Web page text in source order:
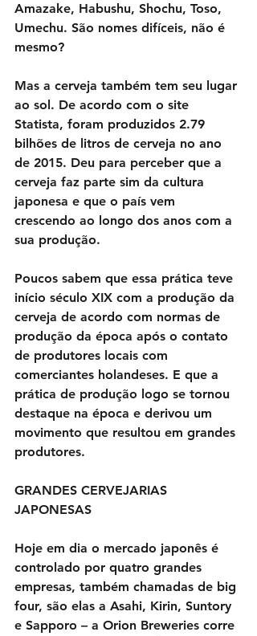
Amazake, Habushu, Shochu, Toso,
Umechu. São nomes difíceis, não é
mesmo?
Mas a cerveja também tem seu lugar
ao sol. De acordo com o site
Statista, foram produzidos 2.79
bilhões de litros de cerveja no ano
de 2015. Deu para perceber que a
cerveja faz parte sim da cultura
japonesa e que o país vem
crescendo ao longo dos anos com a
sua produção.
Poucos sabem que essa prática teve
início século XIX com a produção da
cerveja de acordo com normas de
produção da época após o contato
de produtores locais com
comerciantes holandeses. E que a
prática de produção logo se tornou
destaque na época e derivou um
movimento que resultou em grandes
produtores.
GRANDES CERVEJARIAS
JAPONESAS
Hoje em dia o mercado japonês é
controlado por quatro grandes
empresas, também chamadas de big
four, são elas a Asahi, Kirin, Suntory
e Sapporo – a Orion Breweries corre